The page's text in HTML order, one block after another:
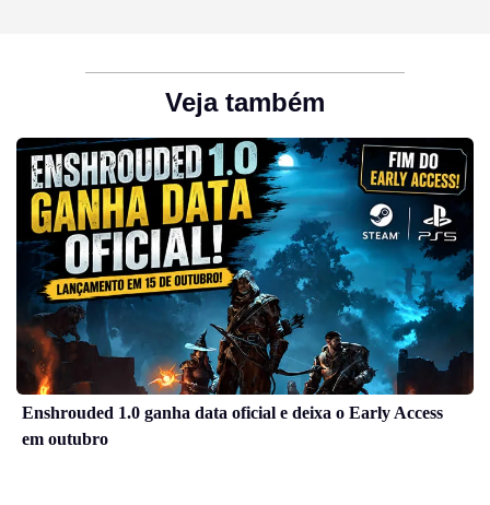
Veja também
Enshrouded 1.0 ganha data oficial e deixa o Early Access
em outubro